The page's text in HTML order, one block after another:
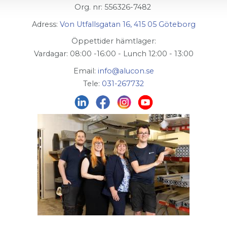
Org. nr: 556326-7482
Adress: Von Utfallsgatan 16, 415 05 Göteborg
Öppettider hämtlager:
Vardagar: 08:00 -16:00 - Lunch 12:00 - 13:00
Email: info@alucon.se
Tele: 031-267732